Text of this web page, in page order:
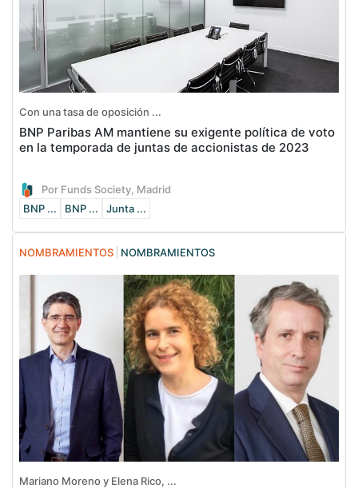
Con una tasa de oposición ...
BNP Paribas AM mantiene su exigente política de voto
en la temporada de juntas de accionistas de 2023
Por Funds Society, Madrid
BNP ...
BNP ... Junta ...
NOMBRAMIENTOS NOMBRAMIENTOS
Mariano Moreno y Elena Rico, ...